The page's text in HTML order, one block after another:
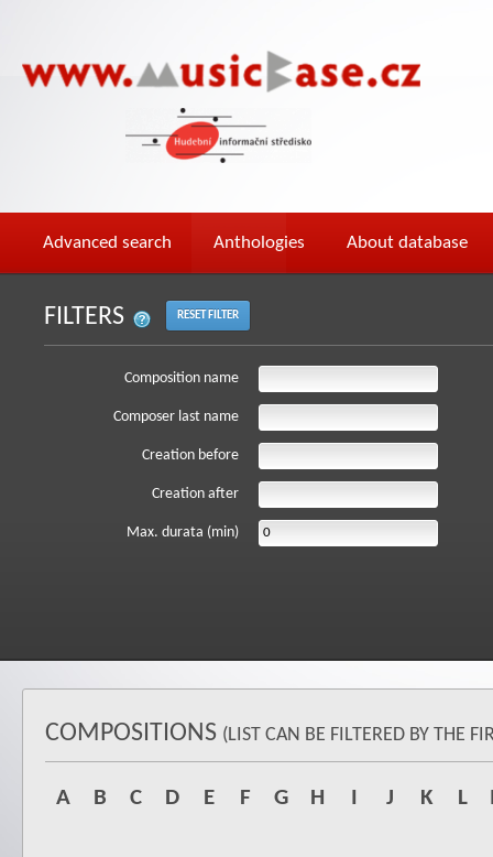
Advanced search Anthologies About database
FILTERS RESET FILTER
Composition name
Composer last name
Creation before
Creation after
Max. durata (min)
COMPOSITIONS (LIST CAN BE FILTERED BY THE
A B C D E F G H J K L